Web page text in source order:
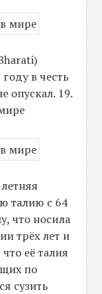
в честь
опускал. 19.
талию с 64
что носила
трёх лет и
её талия
по
сузить